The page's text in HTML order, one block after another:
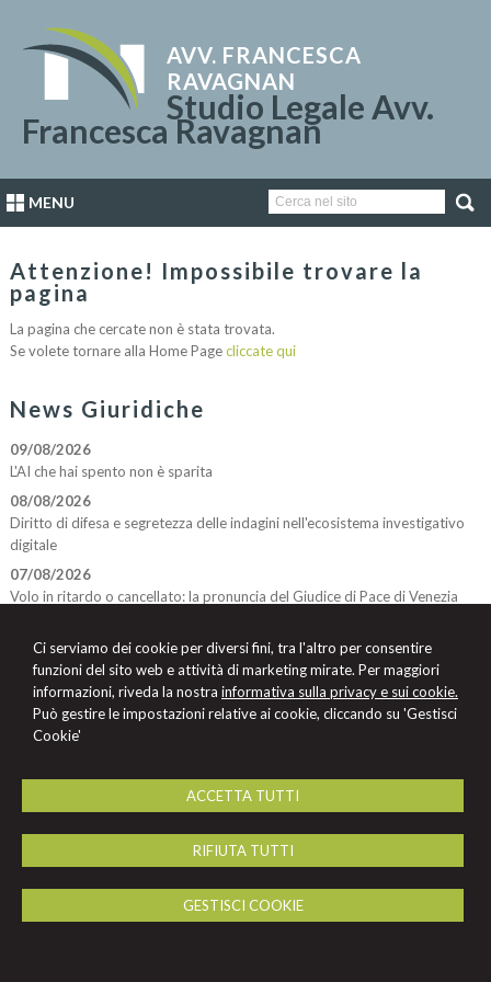
Ci serviamo dei cookie per diversi fini, tra l'altro per consentire
funzioni del sito web e attività di marketing mirate. Per maggiori
informazioni, riveda la nostra informativa sulla privacy e sui cookie.
Può gestire le impostazioni relative ai cookie, cliccando su 'Gestisci
Cookie'
ACCETTA TUTTI
RIFIUTA TUTTI
GESTISCI COOKIE
AVV. FRANCESCA
RAVAGNAN
Studio Legale Avv.
Francesca Ravagnan
MENU
Attenzione! Impossibile trovare la
pagina
La pagina che cercate non è stata trovata.
Se volete tornare alla Home Pagecliccate qui
News Giuridiche
09/08/2026
L'AI che hai spento non è sparita
08/08/2026
Diritto di difesa e segretezza delle indagini nell'ecosistema investigativo
digitale
07/08/2026
Volo in ritardo o cancellato: la pronuncia del Giudice di Pace di Venezia
Avv. Francesca Ravagnan
Studio Legale Avv. Francesca Ravagnan
Via Mascheraio n. 12 -Ferrara 44121,FE
333.7080082
Gestisci Cookie -Sitemap -Privacy